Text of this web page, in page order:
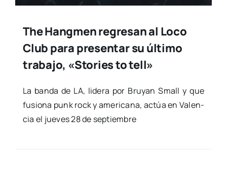
The Hangmen regresan al Loco
Club para presentar su último
trabajo, «Stories to tell»
La ban­da de LA, lide­ra por Bru­yan Small y que
fusio­na punk rock y ame­ri­ca­na, actúa en Valen­
cia el jue­ves 28 de sep­tiem­bre